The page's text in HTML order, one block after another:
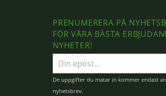
PRENUMERERA PÅ
FÖR VÅRA BÄSTA
NYHETER!
E-
postadress
De uppgifter du matar in kommer endast
nyhetsbrev.